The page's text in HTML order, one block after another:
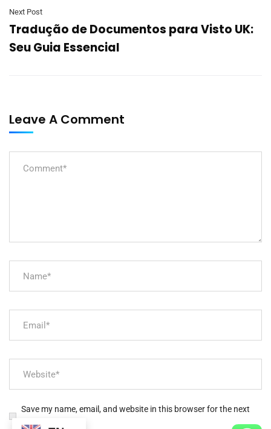
Next Post
Tradução de Documentos para Visto UK:
Seu Guia Essencial
Leave A Comment
Save my name, email, and website in this browser for the next
time I comment.